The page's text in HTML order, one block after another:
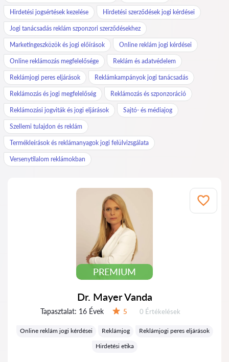
Hirdetési jogsértések kezelése Hirdetési szerződések jogi kérdései
Jogi tanácsadás reklám szponzori szerződésekhez
Marketingeszközök és jogi előírások Online reklám jogi kérdései
Online reklámozás megfelelősége Reklám és adatvédelem
Reklámjogi peres eljárások Reklámkampányok jogi tanácsadás
Reklámozás és jogi megfelelőség Reklámozás és szponzoráció
Reklámozási jogviták és jogi eljárások Sajtó- és médiajog
Szellemi tulajdon és reklám
Termékleírások és reklámanyagok jogi felülvizsgálata
Versenytilalom reklámokban
PREMIUM
Dr. Mayer Vanda
Tapasztalat: 16 Évek 5 Értékelések:
0 Értékelések
Online reklám jogi kérdései Reklámjog
Reklámjogi peres eljárások
Hirdetési etika